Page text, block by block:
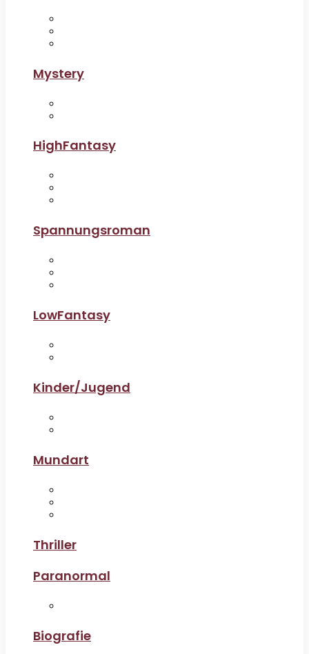
Mystery
HighFantasy
Spannungsroman
LowFantasy
Kinder/Jugend
Mundart
Thriller
Paranormal
Biografie